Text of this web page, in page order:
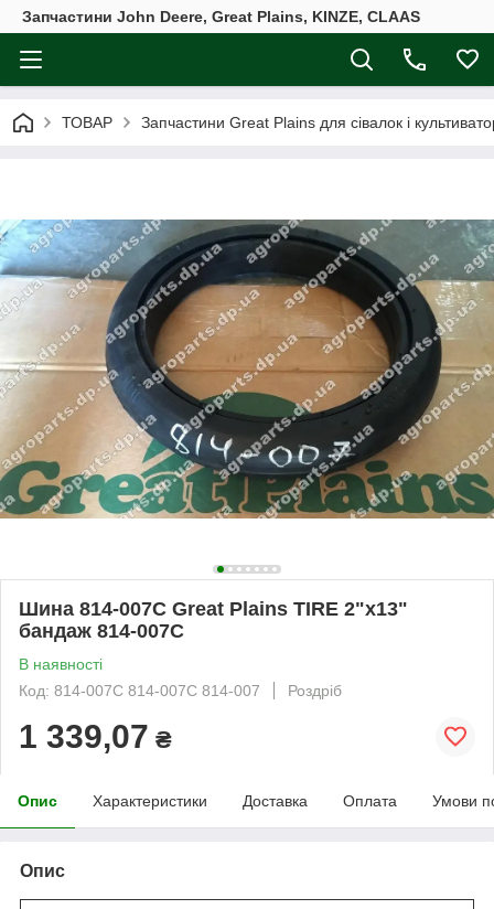
Запчастини John Deere, Great Plains, KINZE, CLAAS
ТОВАР Запчастини Great Plains для сівалок і
Шина 814-007C Great Plains TIRE 2"x13"
бандаж 814-007С
В наявності
Код: 814-007C 814-007С 814-007
Роздріб
1 339,07 ₴
Опис Характеристики Доставка Оплата Умови
Опис